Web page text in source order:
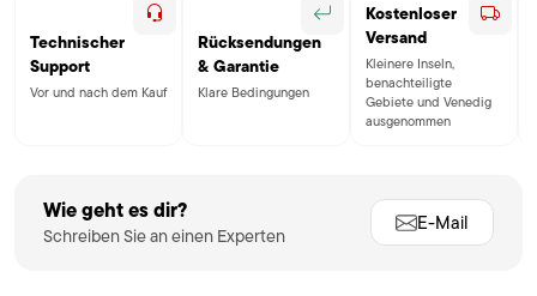
Technischer
Support
Vor und nach dem Kauf
Rücksendungen
& Garantie
Klare Bedingungen
Kostenloser
Versand
Kleinere Inseln,
benachteiligte
Gebiete und Venedig
ausgenommen
Wie geht es dir?
Schreiben Sie an einen Experten
E-Mail